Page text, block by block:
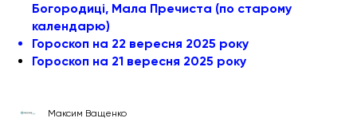
Богородиці, Мала Пречиста (по старому
календарю)
Гороскоп на 22 вересня 2025 року
Гороскоп на 21 вересня 2025 року
Максим Ващенко